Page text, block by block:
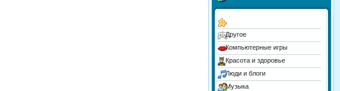
Другое
Компьютерные игры
Красота и здоровье
Люди и блоги
Музыка